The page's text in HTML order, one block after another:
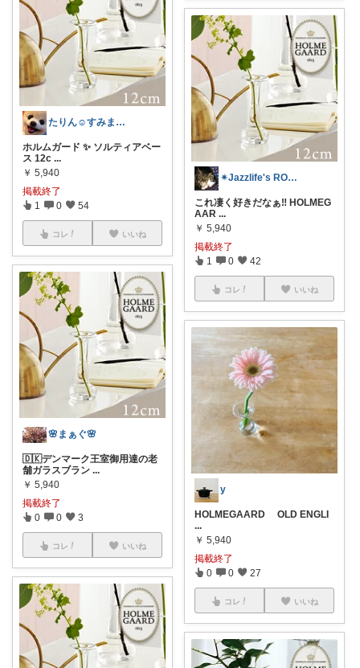
たりん☺️すみませんお休み中です。
ホルムガード ✨ ソルティアベー
ス 12c ...
￥ 5,940
掲載終了
1 0 54
コレ いいね
🌸まぁぐ🌸
🇩🇰デンマーク王室御用達の老
舗ガラスブラン ...
￥ 5,940
掲載終了
0 0 3
コレ いいね
✴︎Jazzlife's ROOM✴︎
これ凄く好きだなぁ‼️ HOLMEG
AAR ...
￥ 5,940
掲載終了
1 0 42
コレ いいね
y
HOLMEGAARD OLD ENGLI
...
￥ 5,940
掲載終了
0 0 27
コレ いいね